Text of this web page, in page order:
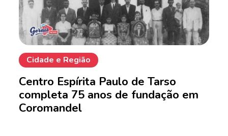
Cidade e Região
Centro Espírita Paulo de Tarso
completa 75 anos de fundação em
Coromandel